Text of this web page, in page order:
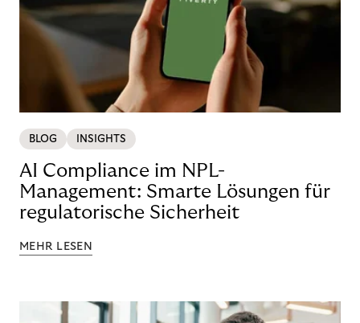
BLOG INSIGHTS
AI Compliance im NPL-
Management: Smarte Lösungen für
regulatorische Sicherheit
MEHR LESEN